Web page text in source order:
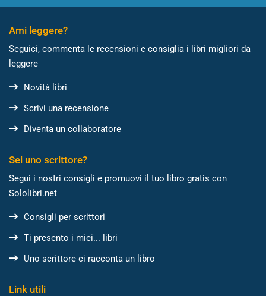
Ami leggere?
Seguici, commenta le recensioni e consiglia i libri migliori da
leggere
Novità libri
Scrivi una recensione
Diventa un collaboratore
Sei uno scrittore?
Segui i nostri consigli e promuovi il tuo libro gratis con
Sololibri.net
Consigli per scrittori
Ti presento i miei... libri
Uno scrittore ci racconta un libro
Link utili